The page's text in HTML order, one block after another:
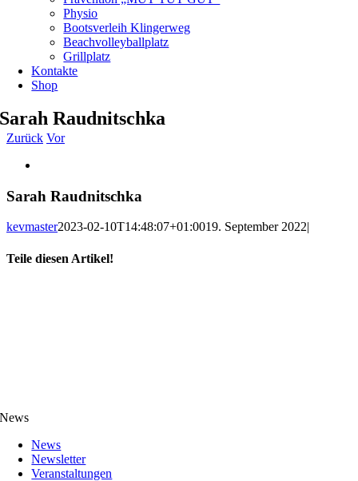
Physio
Bootsverleih Klingerweg
Beachvolleyballplatz
Grillplatz
Kontakte
Shop
Sarah Raudnitschka
Zurück Vor
Bild
Sarah Raudnitschka
kevmaster2023-02-10T14:48:07+01:0019. September 2022|
Teile diesen Artikel!
News
News
Newsletter
Veranstaltungen